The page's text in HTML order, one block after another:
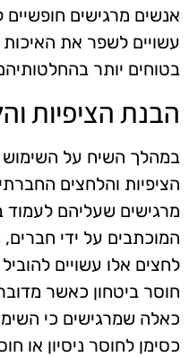
אנשים מרגישים
עשויים לשפר את
בטוחים יותר
הבנת הציפיות
במהלך השיח על השימוש
הציפיות והלחצים
מרגישים שעליהם לעמוד
המוכתבים על ידי
לחצים אלו עשויים
חוסר ביטחון כאשר
כאלה שמרגישים כי
כסימן לחוסר ניסיון או